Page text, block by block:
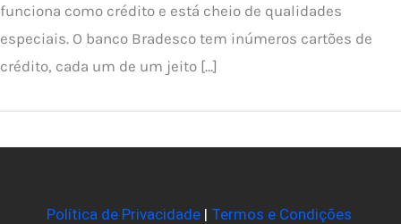
funciona como crédito e está cheio de qualidades
especiais. O banco Bradesco tem inúmeros cartões de
crédito, cada um de um jeito […]
Política de Privacidade| Termos e Condições